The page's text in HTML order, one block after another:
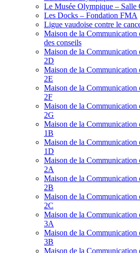
Le Musée Olympique – Salle
Les Docks – Fondation FMA
Ligue vaudoise contre le
Maison de la Communication
des conseils
Maison de la Communication
2D
Maison de la Communication
2E
Maison de la Communication
2F
Maison de la Communication
2G
Maison de la Communication
1B
Maison de la Communication
1D
Maison de la Communication
2A
Maison de la Communication
2B
Maison de la Communication
2C
Maison de la Communication
3A
Maison de la Communication
3B
Maison de la Communication